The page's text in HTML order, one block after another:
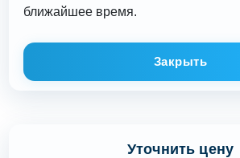
ближайшее время.
Закрыть
Уточнить цену